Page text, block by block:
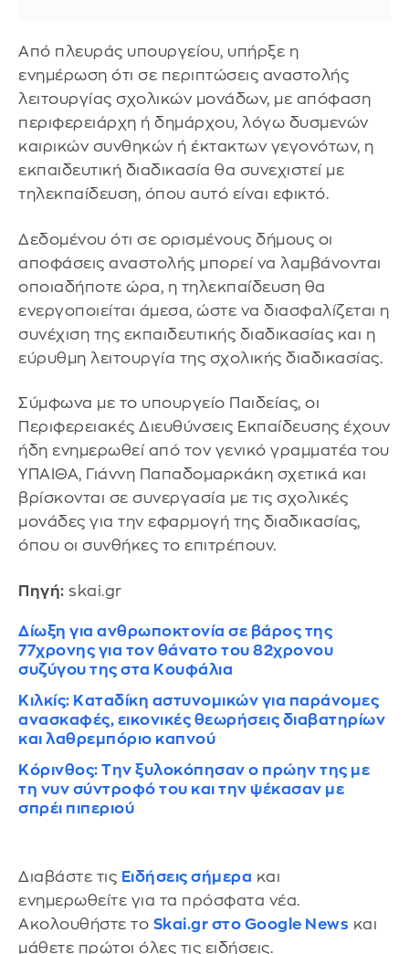
Από πλευράς υπουργείου, υπήρξε η
ενημέρωση ότι σε περιπτώσεις αναστολής
λειτουργίας σχολικών μονάδων, με απόφαση
περιφερειάρχη ή δημάρχου, λόγω δυσμενών
καιρικών συνθηκών ή έκτακτων γεγονότων, η
εκπαιδευτική διαδικασία θα συνεχιστεί με
τηλεκπαίδευση, όπου αυτό είναι εφικτό.
Δεδομένου ότι σε ορισμένους δήμους οι
αποφάσεις αναστολής μπορεί να λαμβάνονται
οποιαδήποτε ώρα, η τηλεκπαίδευση θα
ενεργοποιείται άμεσα, ώστε να διασφαλίζεται η
συνέχιση της εκπαιδευτικής διαδικασίας και η
εύρυθμη λειτουργία της σχολικής διαδικασίας.
Σύμφωνα με το υπουργείο Παιδείας, οι
Περιφερειακές Διευθύνσεις Εκπαίδευσης έχουν
ήδη ενημερωθεί από τον γενικό γραμματέα του
ΥΠΑΙΘΑ, Γιάννη Παπαδομαρκάκη σχετικά και
βρίσκονται σε συνεργασία με τις σχολικές
μονάδες για την εφαρμογή της διαδικασίας,
όπου οι συνθήκες το επιτρέπουν.
Πηγή: skai.gr
Δίωξη για ανθρωποκτονία σε βάρος της
77χρονης για τον θάνατο του 82χρονου
συζύγου της στα Κουφάλια
Κιλκίς: Καταδίκη αστυνομικών για παράνομες
ανασκαφές, εικονικές θεωρήσεις διαβατηρίων
και λαθρεμπόριο καπνού
Κόρινθος: Την ξυλοκόπησαν ο πρώην της με
τη νυν σύντροφό του και την ψέκασαν με
σπρέι πιπεριού
Διαβάστε τις Ειδήσεις σήμερα και
ενημερωθείτε για τα πρόσφατα νέα.
Ακολουθήστε το Skai.gr στο Google News και
μάθετε πρώτοι όλες τις ειδήσεις.